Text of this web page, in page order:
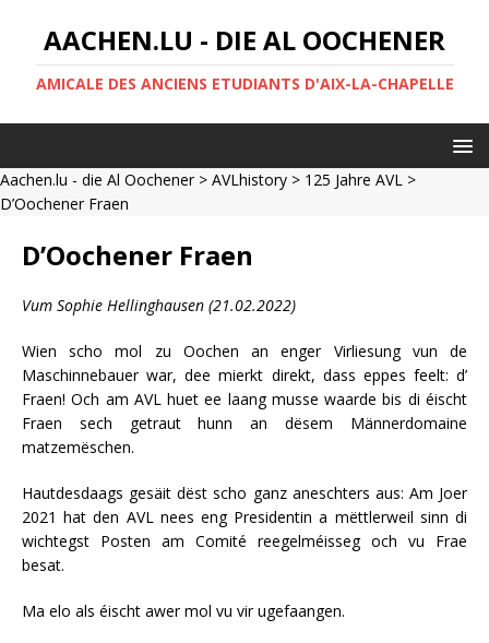
AACHEN.LU - DIE AL OOCHENER
AMICALE DES ANCIENS ETUDIANTS D'AIX-LA-CHAPELLE
Aachen.lu - die Al Oochener> AVLhistory > 125 Jahre AVL >
D’Oochener Fraen
D’Oochener Fraen
Vum Sophie Hellinghausen (21.02.2022)
Wien scho mol zu Oochen an enger Virliesung vun de
Maschinnebauer war, dee mierkt direkt, dass eppes feelt: d’
Fraen! Och am AVL huet ee laang musse waarde bis di éischt
Fraen sech getraut hunn an dësem Männerdomaine
matzemëschen.
Hautdesdaags gesäit dëst scho ganz aneschters aus: Am Joer
2021 hat den AVL nees eng Presidentin a mëttlerweil sinn di
wichtegst Posten am Comité reegelméisseg och vu Frae
besat.
Ma elo als éischt awer mol vu vir ugefaangen.